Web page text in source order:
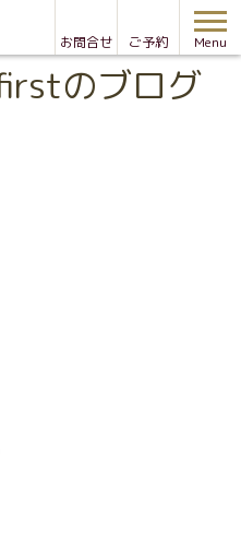
お問合せ ご予約 Menu
のブログ